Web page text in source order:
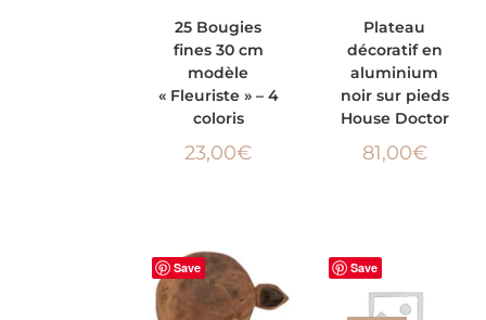
OPTIONS
25 Bougies
fines 30 cm
modèle
« Fleuriste » – 4
coloris
23,00€
PANIER
Plateau
décoratif en
aluminium
noir sur pieds
House Doctor
81,00€
Save Save